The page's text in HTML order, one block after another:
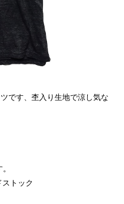
です、杢入り生地で涼し気な
トック